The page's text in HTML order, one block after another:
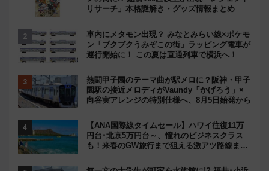
リサーチ」本格謎解き・グッズ情報まとめ
車内にメタモン出現？ みなとみらい線×ポケモ
ン「ブクブクうみぞこの街」ラッピング電車が
運行開始に！ この夏は直通列車で横浜へ！
熱闘甲子園のテーマ曲が駅メロに？阪神・甲子
園駅の接近メロディがVaundy「かげろう」×
向谷実アレンジの特別仕様へ、8月5日始発から
【ANA国際線タイムセール】ハワイ往復11万
円台･北京5万円台～、憧れのビジネスクラス
も！来春のGW旅行まで狙える激アツ路線まと